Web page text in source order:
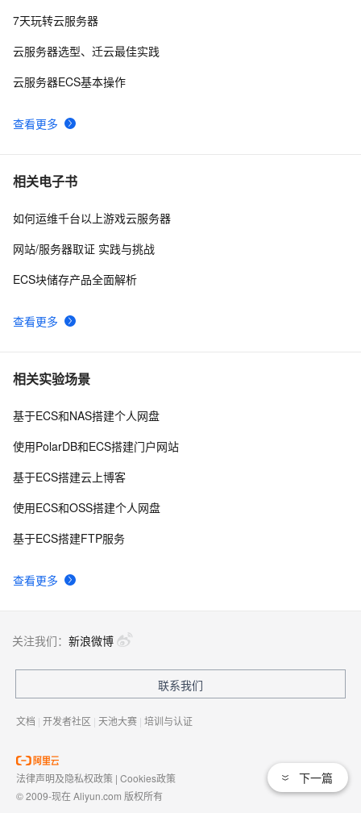
10 使用阿里云服务器ESC部署Flask项目，完成个人开发
查看更多
7天玩转云服务器
云服务器选型、迁云最佳实践
云服务器ECS基本操作
相关电子书
查看更多
如何运维千台以上游戏云服务器
网站/服务器取证 实践与挑战
ECS块储存产品全面解析
相关实验场景
查看更多
基于ECS和NAS搭建个人网盘
使用PolarDB和ECS搭建门户网站
基于ECS搭建云上博客
使用ECS和OSS搭建个人网盘
基于ECS搭建FTP服务
下一篇
关注我们： 新浪微博
联系我们
文档 | 开发者社区 | 天池大赛 | 培训与认证
法律声明及隐私权政策 | Cookies政策
© 2009-现在 Aliyun.com 版权所有